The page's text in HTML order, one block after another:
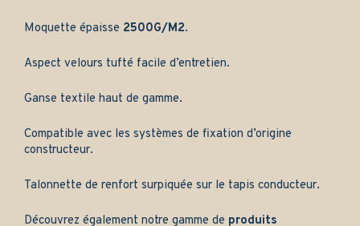
Moquette épaisse 2500G/M2.
Aspect velours tufté facile d’entretien.
Ganse textile haut de gamme.
Compatible avec les systèmes de fixation d’origine
constructeur.
Talonnette de renfort surpiquée sur le tapis conducteur.
Découvrez également notre gamme de produits